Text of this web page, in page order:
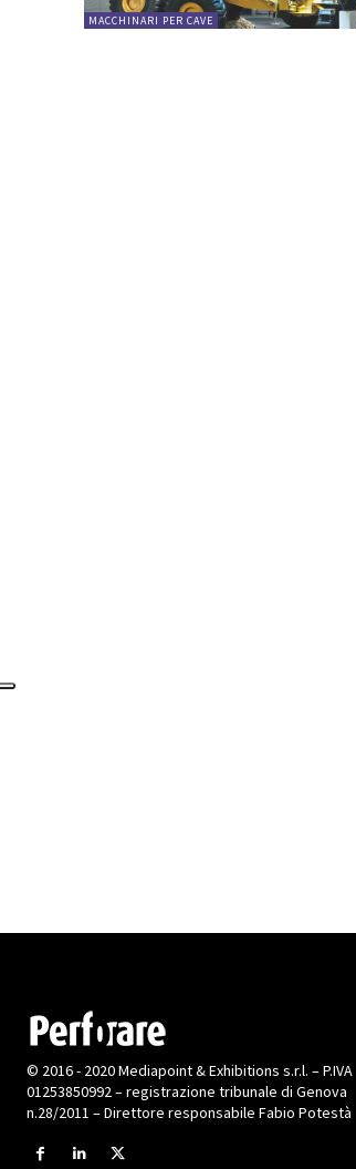
MACCHINARI PER CAVE
© 2016 - 2020 Mediapoint & Exhibitions s.r.l. – P.IVA
01253850992 – registrazione tribunale di Genova
n.28/2011 – Direttore responsabile Fabio Potestà